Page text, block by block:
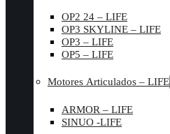
OP2 24 – LIFE
OP3 SKYLINE – LIFE
OP3 – LIFE
OP5 – LIFE
Motores Articulados – LIFE
ARMOR – LIFE
SINUO -LIFE